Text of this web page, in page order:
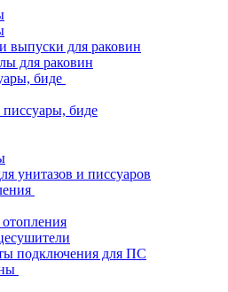
выпуски для раковин
для раковин
биде
биде
унитазов и писсуаров
подключения для ПС